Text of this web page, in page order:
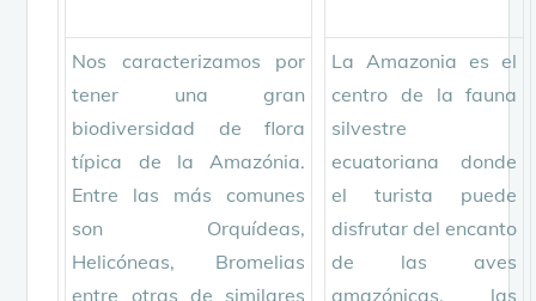
Nos caracterizamos por
tener una gran
biodiversidad de flora
típica de la Amazónia.
Entre las más comunes
son Orquídeas,
Helicóneas, Bromelias
entre otras de similares
La Amazonia es el
centro de la fauna
silvestre
ecuatoriana donde
el turista puede
disfrutar del encanto
de las aves
amazónicas, las